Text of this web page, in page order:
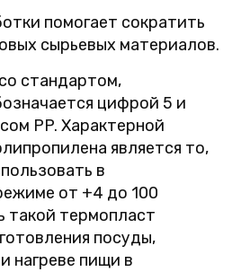
помогает сократить
сырьевых материалов.
стандартом,
цифрой 5 и
PP. Характерной
является то,
в
от +4 до 100
такой термопласт
посуды,
нагреве пищи в